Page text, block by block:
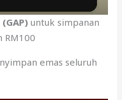
untuk simpanan
RM100
emas seluruh